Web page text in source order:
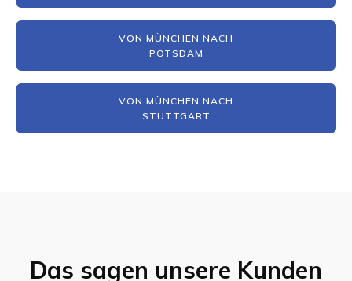
VON MÜNCHEN NACH
POTSDAM
VON MÜNCHEN NACH
STUTTGART
Das sagen unsere Kunden